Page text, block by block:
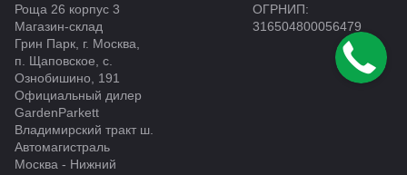
Роща 26 корпус 3
Магазин-склад
Грин Парк, г. Москва,
п. Щаповское, с.
Ознобишино, 191
Официальный дилер
GardenParkett
Владимирский тракт ш.
Автомагистраль
Москва - Нижний
ОГРНИП:
316504800056479